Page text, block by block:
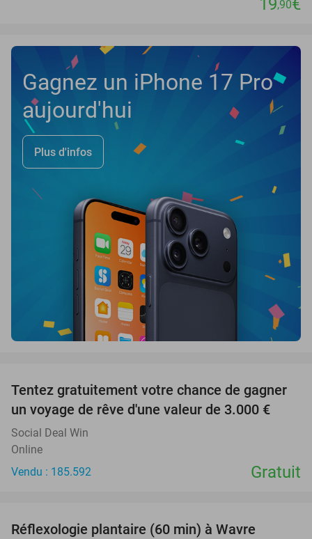
19,90€
Gagnez un iPhone 17 Pro
aujourd'hui
Plus d'infos
Tentez gratuitement votre chance de gagner
un voyage de rêve d'une valeur de 3.000 €
Social Deal Win
Online
Vendu : 185.592
Gratuit
Réflexologie plantaire (60 min) à Wavre